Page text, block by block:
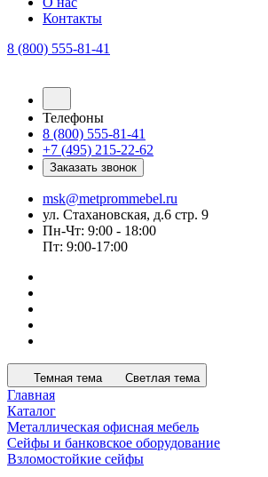
Контакты
8 (800) 555-81-41
Телефоны
8 (800) 555-81-41
+7 (495) 215-22-62
Заказать звонок
msk@metprommebel.ru
ул. Стахановская, д.6 стр. 9
Пн-Чт: 9:00 - 18:00
Пт: 9:00-17:00
Темная тема Светлая тема
Главная
Каталог
Металлическая офисная мебель
Сейфы и банковское оборудование
Взломостойкие сейфы